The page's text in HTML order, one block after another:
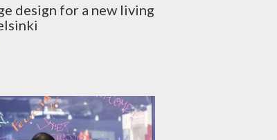
design for a new living